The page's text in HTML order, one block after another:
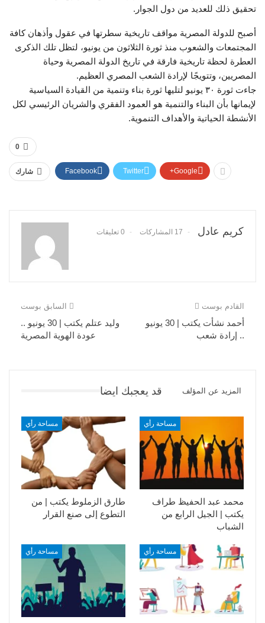
تحقيق ذلك للعديد من دول الجوار.
أصبح للدولة المصرية مواقف تاريخية سطرتها في عقول وأذهان كافة
المجتمعات والشعوب منذ ثورة الثلاثون من يونيو، لتظل تلك الذكرى
العطرة لحظة تاريخية فارقة في تاريخ الدولة المصرية وحياة
المصريين، وتتويجًا لإرادة الشعب المصري العظيم.
جاءت ثورة ٣٠ يونيو لتليها ثورة بناء وتنمية من القيادة السياسية
لإيمانها بأن البناء والتنمية هو العمود الفقري والشريان الرئيسي لكل
الأنشطة الحياتية والأهداف التنموية.
0
شارك Facebook Twitter Google+
كريم عادل 17 المشاركات 0 تعليقات
السابق بوست
وليد عتلم يكتب | 30 يونيو ..
عودة الهوية المصرية
القادم بوست
أحمد نشأت يكتب | 30 يونيو
.. إرادة شعب
قد يعجبك ايضا المزيد عن المؤلف
مساحة رأي
طارق الزملوط يكتب | من
التطوع إلى صنع القرار
مساحة رأي
محمد عبد الحفيظ طراف
يكتب | الجيل الرابع من
الشباب
مساحة رأي مساحة رأي